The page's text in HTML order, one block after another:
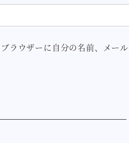
ラウザーに自分の名前、メー